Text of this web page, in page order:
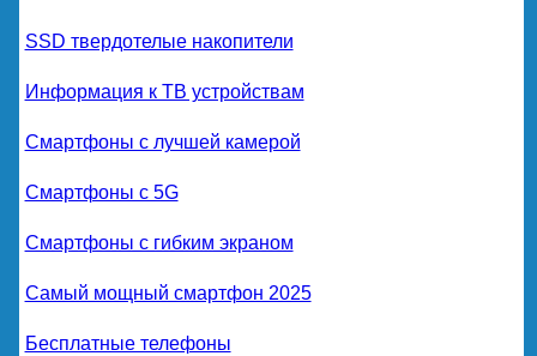
SSD твердотелые накопители
Информация к ТВ устройствам
Смартфоны с лучшей камерой
Смартфоны с 5G
Смартфоны с гибким экраном
Самый мощный смартфон 2025
Бесплатные телефоны